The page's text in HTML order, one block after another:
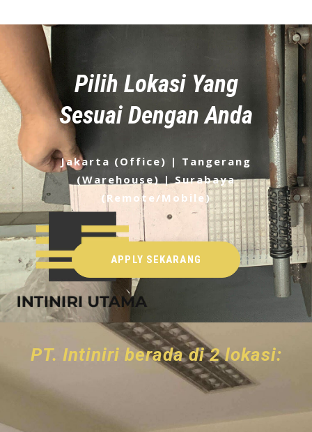
Pilih Lokasi Yang
Sesuai Dengan Anda
Jakarta (Office) | Tangerang
(Warehouse) | Surabaya
(Remote/Mobile)
APPLY SEKARANG
PT. Intiniri berada di 2 lokasi: